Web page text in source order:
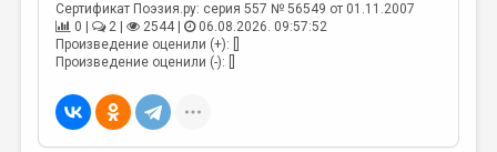
КОЛОНКА РЕДАКТОРА
РЕДКОЛЛЕГИЯ
МАЛАЯ ПРОЗА
Сертификат Поэзия.ру: серия 557 № 56549 от 01.11.2007
0 |
2 | 2544 |
06.08.2026. 09:57:52
Произведение оценили (+): []
Произведение оценили (-): []